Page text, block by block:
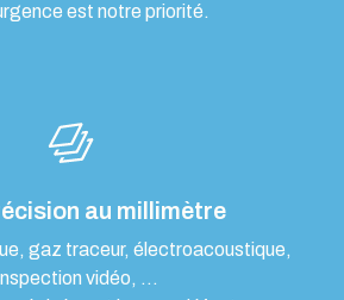
est notre priorité.
au millimètre
gaz traceur, électroacoustique,
vidéo, …